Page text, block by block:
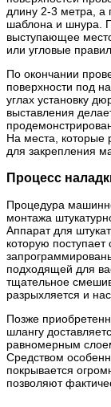
длину 2-3 метра,
шаблона и шнура.
выступающее
или угловые
По окончании
поверхности под
углах установку
выставления
На места, которые
для закрепления
Процесс
Процедура
монтажа
Аппарат для
которую
подходящей для
тщательное
разрыхляется и
Позже
шлангу
равномерным
Средством
покрывается
позволяют